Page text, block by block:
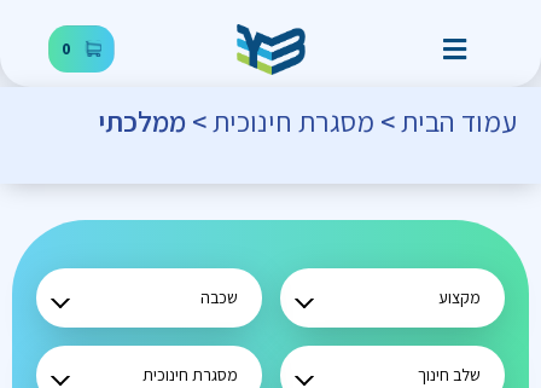
0
עמוד הבית> מסגרת חינוכית> ממלכתי